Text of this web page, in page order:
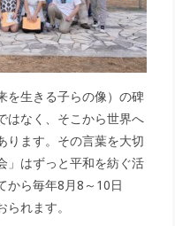
を生きる子らの像）の碑
はなく、そこから世界へ
ります。その言葉を大切
」はずっと平和を紡ぐ活
から毎年8月8～10日
れます。